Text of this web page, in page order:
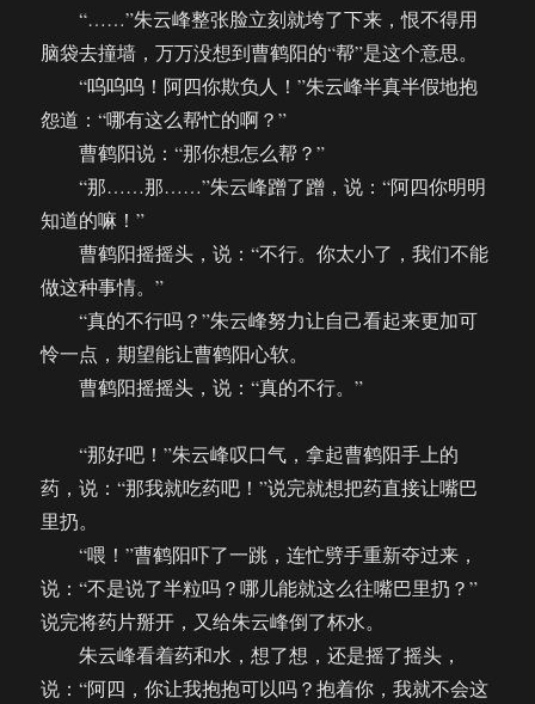
“……”朱云峰整张脸立刻就垮了下来，恨不得用
脑袋去撞墙，万万没想到曹鹤阳的“帮”是这个意思。
“呜呜呜！阿四你欺负人！”朱云峰半真半假地抱
怨道：“哪有这么帮忙的啊？”
曹鹤阳说：“那你想怎么帮？”
“那……那……”朱云峰蹭了蹭，说：“阿四你明明
知道的嘛！”
曹鹤阳摇摇头，说：“不行。你太小了，我们不能
做这种事情。”
“真的不行吗？”朱云峰努力让自己看起来更加可
怜一点，期望能让曹鹤阳心软。
曹鹤阳摇摇头，说：“真的不行。”
“那好吧！”朱云峰叹口气，拿起曹鹤阳手上的
药，说：“那我就吃药吧！”说完就想把药直接让嘴巴
里扔。
“喂！”曹鹤阳吓了一跳，连忙劈手重新夺过来，
说：“不是说了半粒吗？哪儿能就这么往嘴巴里扔？”
说完将药片掰开，又给朱云峰倒了杯水。
朱云峰看着药和水，想了想，还是摇了摇头，
说：“阿四，你让我抱抱可以吗？抱着你，我就不会这